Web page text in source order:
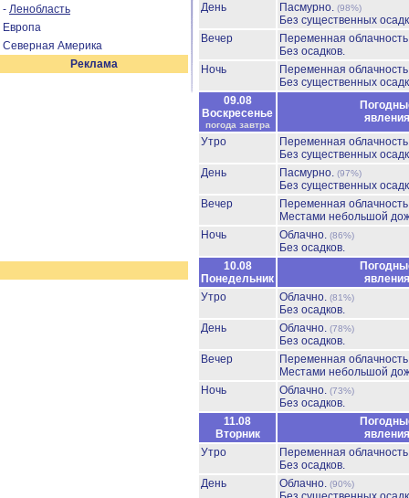
- Ленобласть
Европа
Северная Америка
Реклама
День
Пасмурно. (98%)
Без существенных
Вечер
Переменная
Без осадков.
Ночь
Переменная
Без существенных
09.08
Воскресенье
погода завтра
явления
Утро
Переменная
Без существенных
День
Пасмурно. (97%)
Без существенных
Вечер
Переменная
Местами небольшой
Ночь
Облачно. (86%)
Без осадков.
10.08
Понедельник
явления
Утро
Облачно. (81%)
Без осадков.
День
Облачно. (78%)
Без осадков.
Вечер
Переменная
Местами небольшой
Ночь
Облачно. (73%)
Без осадков.
11.08
Вторник
явления
Утро
Переменная
Без осадков.
День
Облачно. (90%)